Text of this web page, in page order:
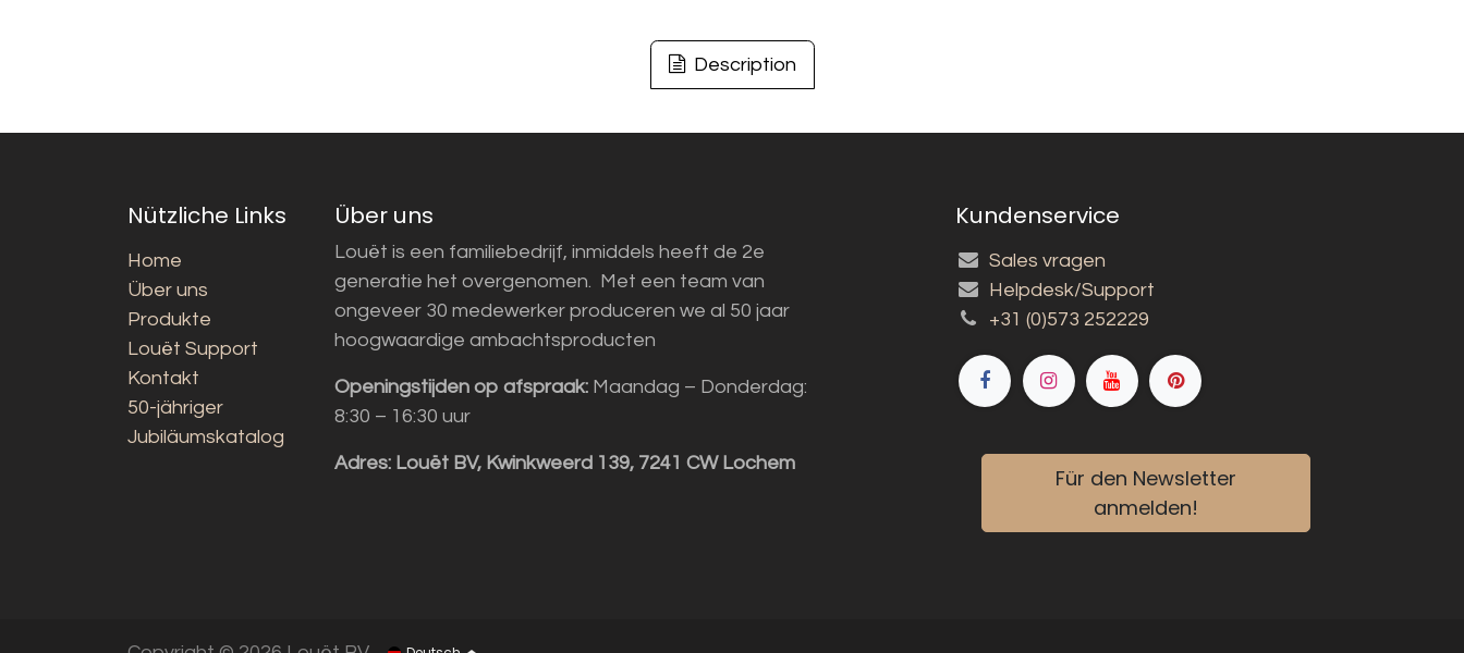
Description
Nützliche Links
Home
Über uns
Produkte
Louët Support
Kontakt
50-jähriger
Jubiläumskatalog
Über uns
Louët is een familiebedrijf, inmiddels heeft de 2e
generatie het overgenomen. Met een team van
ongeveer 30 medewerker produceren we al 50 jaar
hoogwaardige ambachtsproducten
Openingstijden op afspraak: Maandag – Donderdag:
8:30 – 16:30 uur
Adres: Louët BV, Kwinkweerd 139, 7241 CW Lochem
Kundenservice
Sales vragen
Helpdesk/Support
+31 (0)573 252229
Für den Newsletter
anmelden!